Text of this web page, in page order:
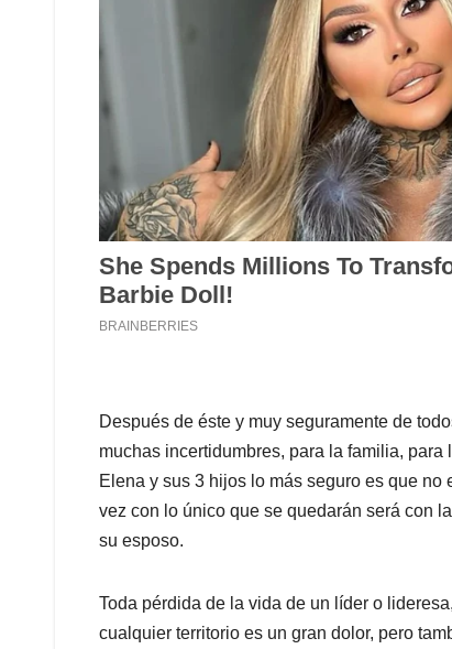
Después de éste y muy seguramente de
muchas incertidumbres, para la familia,
Elena y sus 3 hijos lo más seguro es que no
vez con lo único que se quedarán será con
su esposo.
Toda pérdida de la vida de un líder o
cualquier territorio es un gran dolor, pero